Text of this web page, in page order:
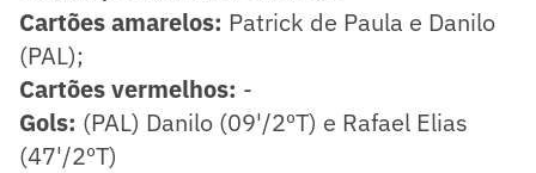
Cartões amarelos: Patrick de Paula e Danilo
(PAL);
Cartões vermelhos: -
Gols: (PAL) Danilo (09'/2ºT) e Rafael Elias
(47'/2ºT)